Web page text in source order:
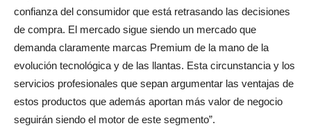
confianza del consumidor que está retrasando las decisiones
de compra. El mercado sigue siendo un mercado que
demanda claramente marcas Premium de la mano de la
evolución tecnológica y de las llantas. Esta circunstancia y los
servicios profesionales que sepan argumentar las ventajas de
estos productos que además aportan más valor de negocio
seguirán siendo el motor de este segmento”.